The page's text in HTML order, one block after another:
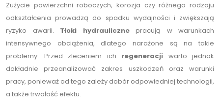
Zużycie powierzchni roboczych, korozja czy różnego rodzaju
odkształcenia prowadzą do spadku wydajności i zwiększają
ryzyko awarii. Tłoki hydraulicznepracują w warunkach
intensywnego obciążenia, dlatego narażone są na takie
problemy. Przed zleceniem ich regeneracji warto jednak
dokładnie przeanalizować zakres uszkodzeń oraz warunki
pracy, ponieważ od tego zależy dobór odpowiedniej technologii,
a także trwałość efektu.